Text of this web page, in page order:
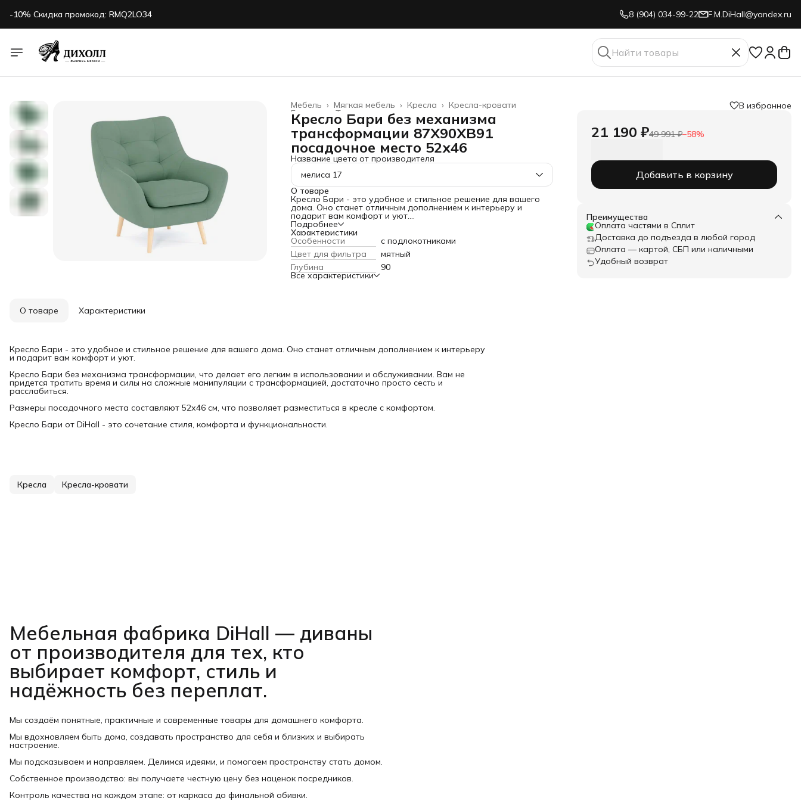
-10% Скидка промокод: RMQ2LO34 8 (904) 034-99-22 F.M.DiHall@yandex.ru
Кресла-кровати
Кресла ›
Мягкая мебель ›
Мебель ›
Товары для дома
Главная
Кресло Бари без механизма
трансформации 87Х90ХВ91
посадочное место 52х46
Название цвета от производителя
мелиса 17
О товаре
Кресло Бари - это удобное и стильное решение для вашего
дома. Оно станет отличным дополнением к интерьеру и
подарит вам комфорт и уют.
Кресло Бари без механизма трансформации, что делает его
легким в использовании и обслуживании. Вам не придется
тратить время и силы на сложные манипуляции с
трансформацией, достаточно просто сесть и расслабиться.
Размеры посадочного места составляют 52х46 см, что
позволяет разместиться в кресле с комфортом.
Кресло Бари от DiHall - это сочетание стиля, комфорта и
функциональности.
Подробнее
Характеристики
Особенности
с подлокотниками
Цвет для фильтра
мятный
Глубина
90
Все характеристики
В избранное
21 190 ₽49 991 ₽−58%
Добавить в корзину
Преимущества
Оплата частями в Сплит
Доставка до подъезда в любой город
Оплата — картой, СБП или наличными
Удобный возврат
О товаре Характеристики
Кресло Бари - это удобное и стильное решение для вашего дома. Оно станет отличным дополнением к интерьеру
и подарит вам комфорт и уют.
Кресло Бари без механизма трансформации, что делает его легким в использовании и обслуживании. Вам не
придется тратить время и силы на сложные манипуляции с трансформацией, достаточно просто сесть и
расслабиться.
Размеры посадочного места составляют 52х46 см, что позволяет разместиться в кресле с комфортом.
Кресло Бари от DiHall - это сочетание стиля, комфорта и функциональности.
Кресла Кресла-кровати
Мебельная фабрика DiHall — диваны
от производителя для тех, кто
выбирает комфорт, стиль и
надёжность без переплат.
Мы создаём понятные, практичные и современные товары для домашнего комфорта.
Мы вдохновляем быть дома, создавать пространство для себя и близких и выбирать
настроение.
Мы подсказываем и направляем. Делимся идеями, и помогаем пространству стать домом.
Собственное производство: вы получаете честную цену без наценок посредников.
Контроль качества на каждом этапе: от каркаса до финальной обивки.